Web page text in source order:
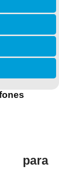
para